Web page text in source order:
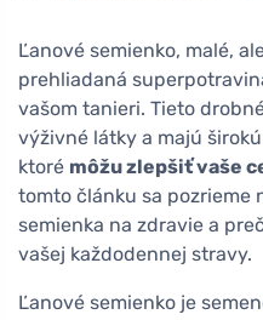
Ľanové semienko, malé,
prehliadaná
vašom tanieri. Tieto
výživné látky a majú
ktoré môžu zlepšiť vaše
tomto článku sa pozrieme
semienka na zdravie a
vašej každodennej stravy.
Ľanové semienko je